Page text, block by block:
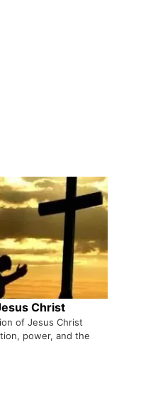
Christ
of Jesus Christ
power, and the